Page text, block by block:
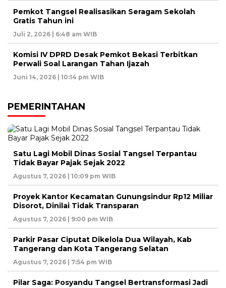
Pemkot Tangsel Realisasikan Seragam Sekolah
Gratis Tahun ini
Juli 2, 2026 | 6:48 am WIB
Komisi IV DPRD Desak Pemkot Bekasi Terbitkan
Perwali Soal Larangan Tahan Ijazah
Juni 14, 2026 | 10:14 pm WIB
PEMERINTAHAN
Satu Lagi Mobil Dinas Sosial Tangsel Terpantau
Tidak Bayar Pajak Sejak 2022
Agustus 7, 2026 | 10:09 pm WIB
Proyek Kantor Kecamatan Gunungsindur Rp12 Miliar
Disorot, Dinilai Tidak Transparan
Agustus 7, 2026 | 9:00 pm WIB
Parkir Pasar Ciputat Dikelola Dua Wilayah, Kab
Tangerang dan Kota Tangerang Selatan
Agustus 7, 2026 | 7:54 pm WIB
Pilar Saga: Posyandu Tangsel Bertransformasi Jadi